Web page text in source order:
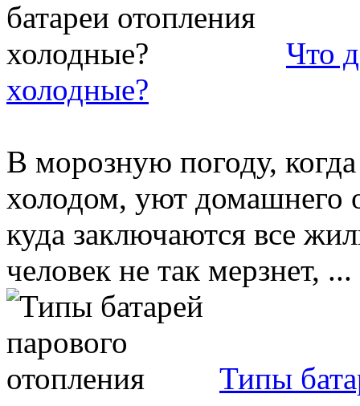
Что
холодные?
В морозную погоду, когда
холодом, уют домашнего
куда заключаются все
человек не так мерзнет, ...
Типы